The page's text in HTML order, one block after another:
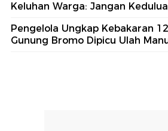
Keluhan Warga: Jangan
Pengelola Ungkap Kebakaran
Gunung Bromo Dipicu Ulah